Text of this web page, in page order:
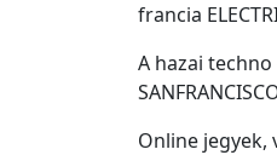
francia
A hazai techno
Online